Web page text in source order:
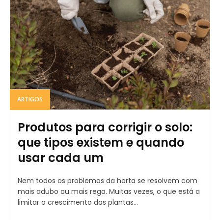
ARTIGOS
Produtos para corrigir o solo:
que tipos existem e quando
usar cada um
Nem todos os problemas da horta se resolvem com
mais adubo ou mais rega. Muitas vezes, o que está a
limitar o crescimento das plantas...